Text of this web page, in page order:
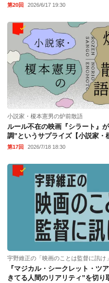
第20回 2026/6/17 19:30
小説家・榎本憲男の炉前散語
ルール不在の映画『シラート』
調”というサプライズ【小説家・
第17回 2026/7/18 18:30
宇野維正の「映画のことは監督に訊け」
『マジカル・シークレット・ツ
きてる人間のリアリティ”を切